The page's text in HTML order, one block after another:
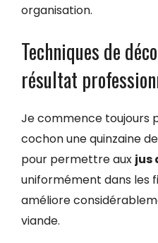
organisation.
Techniques de
résultat
Je commence toujours
cochon une quinzaine
pour permettre aux jus
uniformément dans les
améliore
viande.